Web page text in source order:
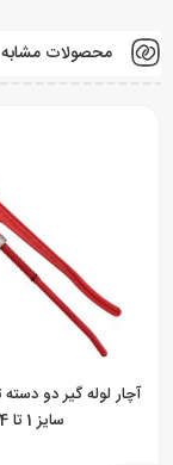
محصولات مشابه
سایز 1 تا 4 اینچ